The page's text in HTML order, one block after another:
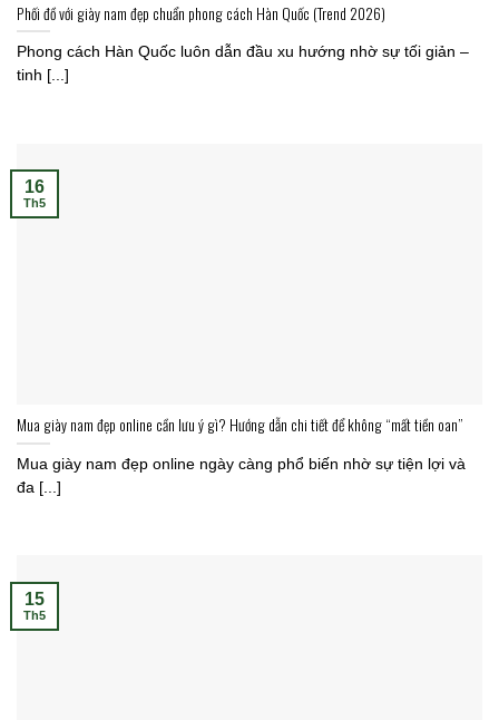
Phối đồ với giày nam đẹp chuẩn phong cách Hàn Quốc (Trend 2026)
Phong cách Hàn Quốc luôn dẫn đầu xu hướng nhờ sự tối giản –
tinh [...]
Mua giày nam đẹp online cần lưu ý gì? Hướng dẫn chi tiết để không “mất tiền oan”
Mua giày nam đẹp online ngày càng phổ biến nhờ sự tiện lợi và
đa [...]
16
Th5
15
Th5